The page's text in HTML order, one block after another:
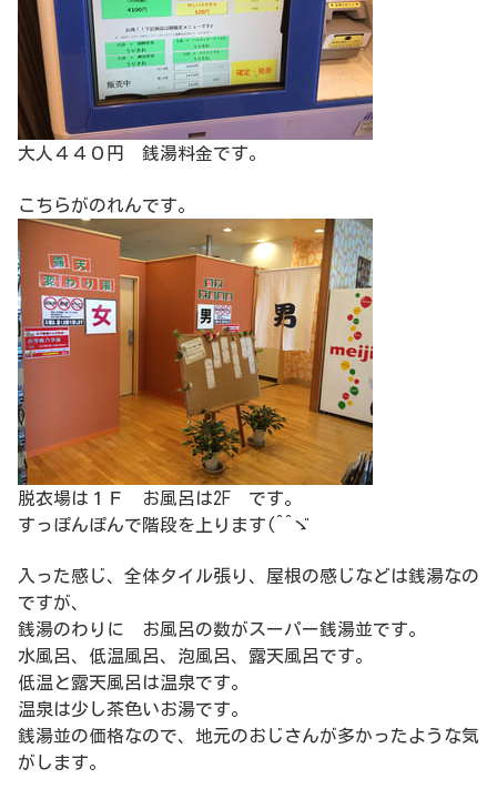
大人４４０円 銭湯料金です。
こちらがのれんです。
脱衣場は１Ｆ お風呂は2F です。
すっぽんぽんで階段を上ります(^^ゞ
入った感じ、全体タイル張り、屋根の感じなどは銭湯なの
ですが、
銭湯のわりに お風呂の数がスーパー銭湯並です。
水風呂、低温風呂、泡風呂、露天風呂です。
低温と露天風呂は温泉です。
温泉は少し茶色いお湯です。
銭湯並の価格なので、地元のおじさんが多かったような気
がします。